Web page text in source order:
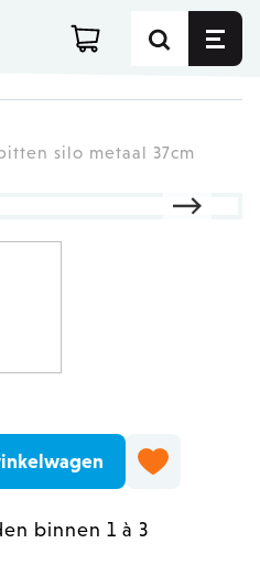
silo metaal 37cm
binnen 1 à 3